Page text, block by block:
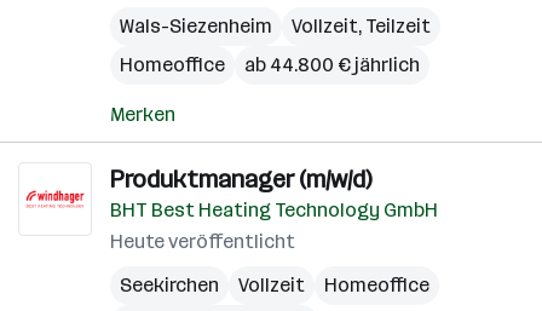
Wals-Siezenheim
Vollzeit, Teilzeit
Homeoffice
ab 44.800 € jährlich
Merken
Produktmanager (m/w/d)
BHT Best Heating Technology GmbH
Heute veröffentlicht
Seekirchen
Vollzeit
Homeoffice